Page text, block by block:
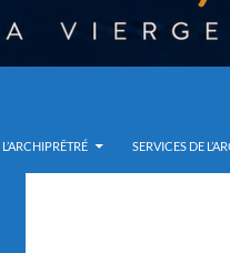
SERVICES DE